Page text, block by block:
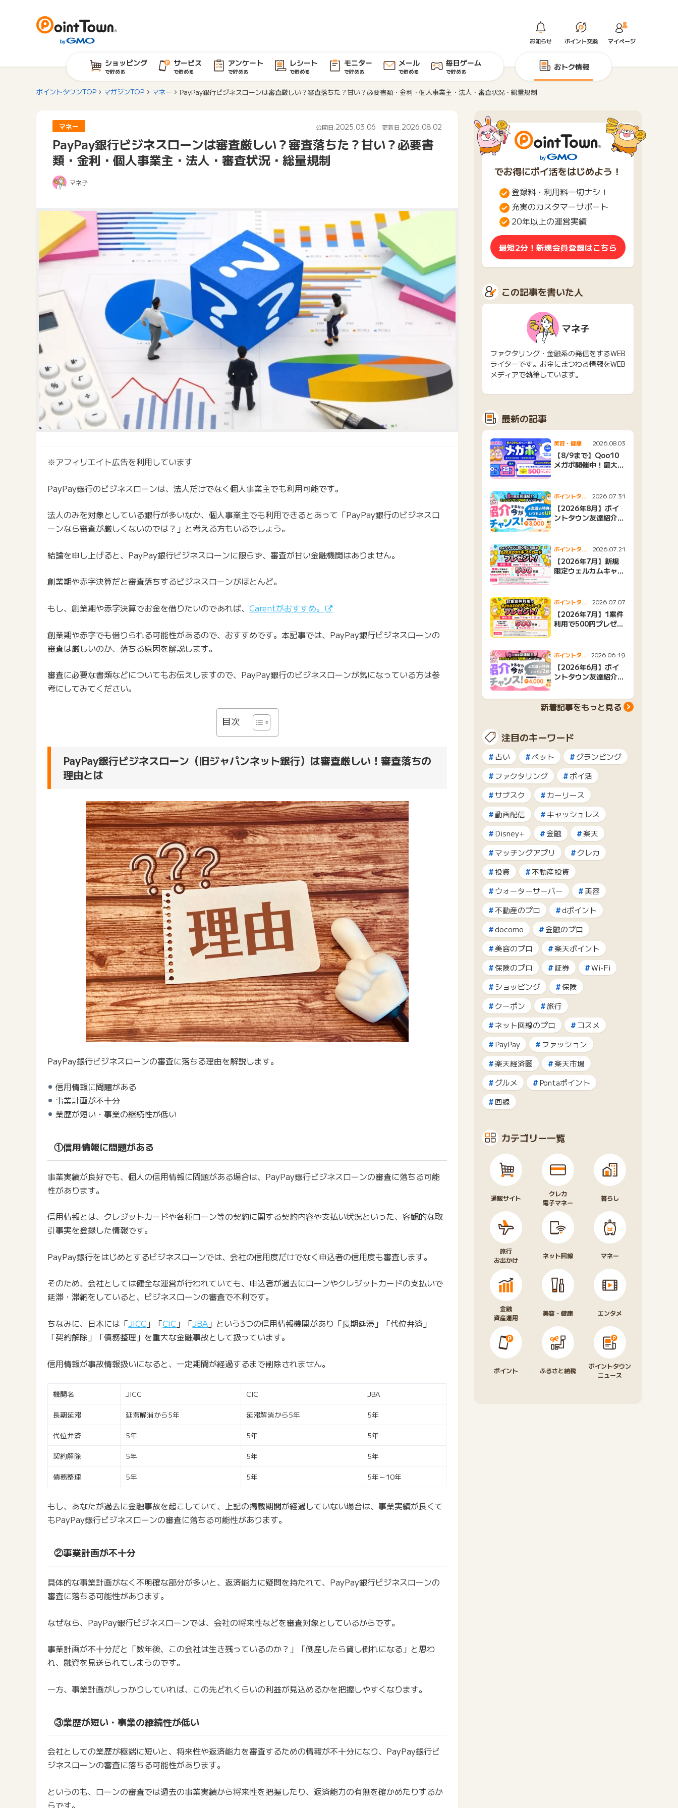
お知らせ ポイント交換 マイページ
ショッピング
で貯める
サービス
で貯める
アンケート
で貯める
レシート
で貯める
モニター
で貯める
メール
で貯める
毎日ゲーム
で貯める おトク情報
ポイントタウンTOP マガジンTOP マネー PayPay銀行ビジネスローンは審査厳しい？審査落ちた？甘い？必要書類・金利・個人事業主・法人・審査状況・総量規制
マネー 公開日:2025.03.06 更新日:2026.08.02
PayPay銀行ビジネスローンは審査厳しい？審査落ちた？甘い？必要書
類・金利・個人事業主・法人・審査状況・総量規制
マネ子
※アフィリエイト広告を利用しています
PayPay銀行のビジネスローンは、法人だけでなく個人事業主でも利用可能です。
法人のみを対象としている銀行が多いなか、個人事業主でも利用できるとあって「PayPay銀行のビジネスロ
ーンなら審査が厳しくないのでは？」と考える方もいるでしょう。
結論を申し上げると、PayPay銀行ビジネスローンに限らず、審査が甘い金融機関はありません。
創業期や赤字決算だと審査落ちするビジネスローンがほとんど。
もし、創業期や赤字決算でお金を借りたいのであれば、Carentがおすすめ。
創業期や赤字でも借りられる可能性があるので、おすすめです。本記事では、PayPay銀行ビジネスローンの
審査は厳しいのか、落ちる原因を解説します。
審査に必要な書類などについてもお伝えしますので、PayPay銀行のビジネスローンが気になっている方は参
考にしてみてください。
目次
PayPay銀行ビジネスローン（旧ジャパンネット銀行）は審査厳しい！審査落ちの
理由とは
PayPay銀行ビジネスローンの審査に落ちる理由を解説します。
信用情報に問題がある
事業計画が不十分
業歴が短い・事業の継続性が低い
①信用情報に問題がある
事業実績が良好でも、個人の信用情報に問題がある場合は、PayPay銀行ビジネスローンの審査に落ちる可能
性があります。
信用情報とは、クレジットカードや各種ローン等の契約に関する契約内容や支払い状況といった、客観的な取
引事実を登録した情報です。
PayPay銀行をはじめとするビジネスローンでは、会社の信用度だけでなく申込者の信用度も審査します。
そのため、会社としては健全な運営が行われていても、申込者が過去にローンやクレジットカードの支払いで
延滞・滞納をしていると、ビジネスローンの審査で不利です。
ちなみに、日本には「JICC 」「CIC 」「JBA 」という3つの信用情報機関があり「長期延滞」「代位弁済」
「契約解除」「債務整理」を重大な金融事故として扱っています。
信用情報が事故情報扱いになると、一定期間が経過するまで削除されません。
機関名 JICC CIC JBA
長期延滞 延滞解消から5年 延滞解消から5年 5年
代位弁済 5年 5年 5年
契約解除 5年 5年 5年
債務整理 5年 5年 5年～10年
もし、あなたが過去に金融事故を起こしていて、上記の掲載期間が経過していない場合は、事業実績が良くて
もPayPay銀行ビジネスローンの審査に落ちる可能性があります。
②事業計画が不十分
具体的な事業計画がなく不明確な部分が多いと、返済能力に疑問を持たれて、PayPay銀行ビジネスローンの
審査に落ちる可能性があります。
なぜなら、PayPay銀行ビジネスローンでは、会社の将来性などを審査対象としているからです。
事業計画が不十分だと「数年後、この会社は生き残っているのか？」「倒産したら貸し倒れになる」と思わ
れ、融資を見送られてしまうのです。
一方、事業計画がしっかりしていれば、この先どれくらいの利益が見込めるかを把握しやすくなります。
③業歴が短い・事業の継続性が低い
会社としての業歴が極端に短いと、将来性や返済能力を審査するための情報が不十分になり、PayPay銀行ビ
ジネスローンの審査に落ちる可能性があります。
というのも、ローンの審査では過去の事業実績から将来性を把握したり、返済能力の有無を確かめたりするか
らです。
でお得にポイ活をはじめよう！
登録料・利用料一切ナシ！
充実のカスタマーサポート
20年以上の運営実績
最短2分！新規会員登録はこちら
この記事を書いた人
マネ子
ファクタリング・金融系の発信をするWEB
ライターです。お金にまつわる情報をWEB
メディアで執筆しています。
最新の記事
美容・健康 2026.08.03
【8/9まで】Qoo10
メガポ開催中！最大
ポイントタウ
ンニュース
2026.07.31
【2026年8月】ポイ
ントタウン友達紹介キ
ポイントタウ
ンニュース
2026.07.21
【2026年7月】新規
限定ウェルカムキャン
ポイントタウ
ンニュース
2026.07.07
【2026年7月】1案件
利用で500円プレゼン
ポイントタウ
ンニュース
2026.06.19
【2026年6月】ポイ
ントタウン友達紹介キ
新着記事をもっと見る
注目のキーワード
占い ペット
グランピング
ファクタリング
ポイ活
サブスク
カーリース
動画配信
キャッシュレス
Disney+
金融
楽天
マッチングアプリ
クレカ
投資
不動産投資
ウォーターサーバー
美容
不動産のプロ
dポイント
docomo
金融のプロ
美容のプロ
楽天ポイント
保険のプロ
証券
Wi-Fi
ショッピング
保険
クーポン
旅行
ネット回線のプロ
コスメ
PayPay
ファッション
楽天経済圏
楽天市場
グルメ
Pontaポイント
回線
カテゴリー一覧
通販サイト
クレカ
電子マネー
暮らし
旅行
お出かけ
ネット回線 マネー
金融
資産運用
美容・健康 エンタメ
ポイント ふるさと納税
ポイントタウン
ニュース